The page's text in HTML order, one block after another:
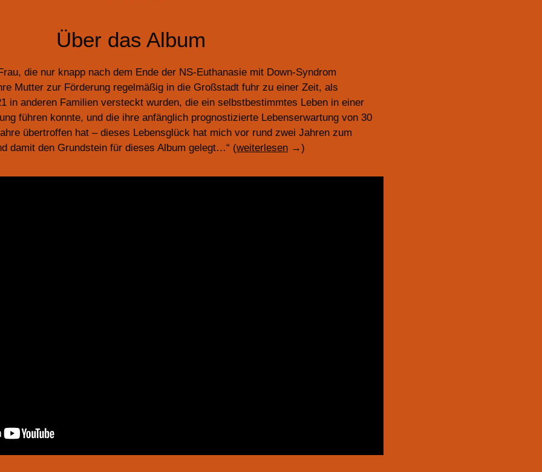
Über das Album
die nur knapp nach dem Ende der NS-Euthanasie mit Down-Syndrom
Mutter zur Förderung regelmäßig in die Großstadt fuhr zu einer Zeit, als
in anderen Familien versteckt wurden, die ein selbstbestimmtes Leben in einer
führen konnte, und die ihre anfänglich prognostizierte Lebenserwartung von 30
übertroffen hat – dieses Lebensglück hat mich vor rund zwei Jahren zum
damit den Grundstein für dieses Album gelegt…“ (weiterlesen →)